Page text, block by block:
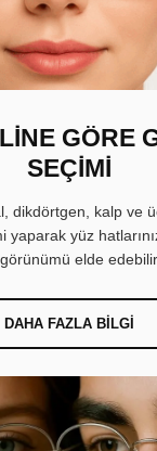
GÖRE
SEÇİMİ
dikdörtgen, kalp ve
yaparak yüz
elde
DAHA FAZLA BILGI